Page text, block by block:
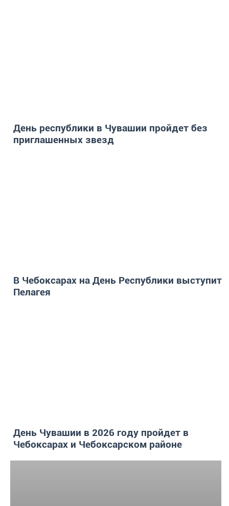
День республики в Чувашии пройдет без
приглашенных звезд
В Чебоксарах на День Республики выступит
Пелагея
День Чувашии в 2026 году пройдет в
Чебоксарах и Чебоксарском районе